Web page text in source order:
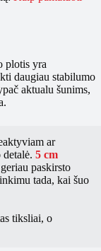
plotis yra
daugiau stabilumo
aktualu šunims,
ar
5 cm
paskirsto
tada, kai šuo
tiksliai, o